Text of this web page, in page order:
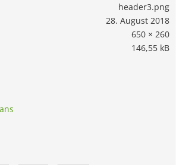
header3.png
28. August 2018
650 × 260
146,55 kB